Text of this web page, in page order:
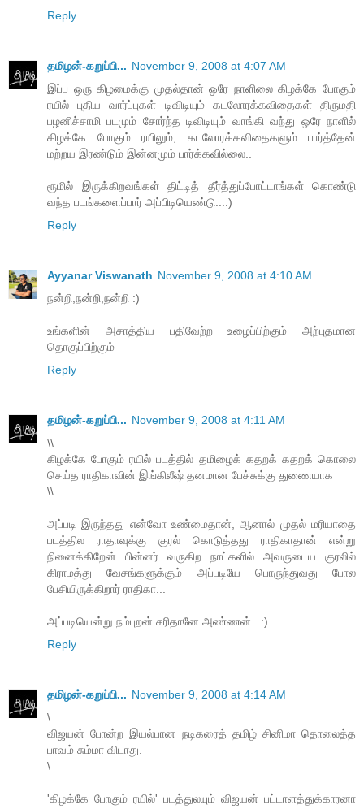
Reply
தமிழன்-கறுப்பி... November 9, 2008 at 4:07 AM
இப்ப ஒரு கிழமைக்கு முதல்தான் ஒரே நாளிலை கிழக்கே போகும்
ரயில் புதிய வார்ப்புகள் டிவிடியும் கடலோரக்கவிதைகள் திருமதி
பழனிச்சாமி படமும் சோர்ந்த டிவிடியும் வாங்கி வந்து ஒரே நாளில்
கிழக்கே போகும் ரயிலும், கடலோரக்கவிதைகளும் பார்த்தேன்
மற்றய இரண்டும் இன்னமும் பார்க்கவில்லை..
ரூமில் இருக்கிறவங்கள் திட்டித் தீர்த்துப்போட்டாங்கள் கொண்டு
வந்த படங்களைப்பார் அப்பிடியெண்டு...:)
Reply
Ayyanar Viswanath November 9, 2008 at 4:10 AM
நன்றி,நன்றி,நன்றி :)
உங்களின் அசாத்திய பதிவேற்ற உழைப்பிற்கும் அற்புதமான
தொகுப்பிற்கும்
Reply
தமிழன்-கறுப்பி... November 9, 2008 at 4:11 AM
\\
கிழக்கே போகும் ரயில் படத்தில் தமிழைக் கதறக் கதறக் கொலை
செய்த ராதிகாவின் இங்கிலீஷ் தனமான பேச்சுக்கு துணையாக
\\
அப்படி இருந்தது என்வோ உண்மைதான், ஆனால் முதல் மரியாதை
படத்தில ராதாவுக்கு குரல் கொடுத்தது ராதிகாதான் என்று
நினைக்கிறேன் பின்னர் வருகிற நாட்களில் அவருடைய குரலில்
கிராமத்து வேசங்களுக்கும் அப்படியே பொருந்துவது போல
பேசியிருக்கிறார் ராதிகா...
அப்படியென்று நம்புறன் சரிதானே அண்ணன்...:)
Reply
தமிழன்-கறுப்பி... November 9, 2008 at 4:14 AM
\
விஜயன் போன்ற இயல்பான நடிகரைத் தமிழ் சினிமா தொலைத்த
பாவம் சும்மா விடாது.
\
'கிழக்கே போகும் ரயில்' படத்துலயும் விஜயன் பட்டாளத்துக்காரனா